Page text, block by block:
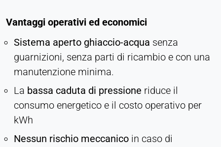
Vantaggi operativi ed economici
Sistema aperto ghiaccio-acqua senza
guarnizioni, senza parti di ricambio e con una
manutenzione minima.
La bassa caduta di pressione riduce il
consumo energetico e il costo operativo per
kWh
Nessun rischio meccanico in caso di